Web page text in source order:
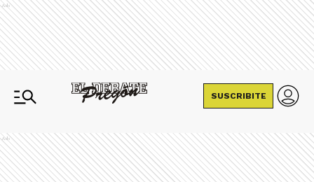
Ads
SUSCRIBITE
Ads